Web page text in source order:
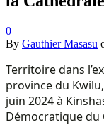
0
By Gauthier Masasu
Territoire dans
province du
juin 2024 à
Démocratique du